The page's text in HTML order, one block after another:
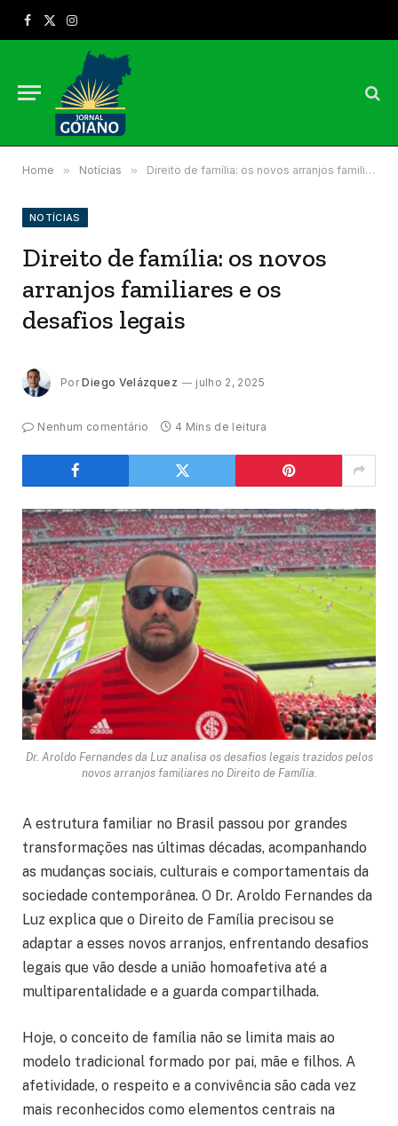
Facebook
X
Instagram
Home » Notícias » Direito de família: os novos arranjos familiares e os desafios legais
NOTÍCIAS
Direito de família: os novos
arranjos familiares e os
desafios legais
Por Diego Velázquez julho 2, 2025
Nenhum comentário 4 Mins de leitura
Dr. Aroldo Fernandes da Luz analisa os desafios legais trazidos pelos
novos arranjos familiares no Direito de Família.
A estrutura familiar no Brasil passou por grandes
transformações nas últimas décadas, acompanhando
as mudanças sociais, culturais e comportamentais da
sociedade contemporânea. O Dr. Aroldo Fernandes da
Luz explica que o Direito de Família precisou se
adaptar a esses novos arranjos, enfrentando desafios
legais que vão desde a união homoafetiva até a
multiparentalidade e a guarda compartilhada.
Hoje, o conceito de família não se limita mais ao
modelo tradicional formado por pai, mãe e filhos. A
afetividade, o respeito e a convivência são cada vez
mais reconhecidos como elementos centrais na